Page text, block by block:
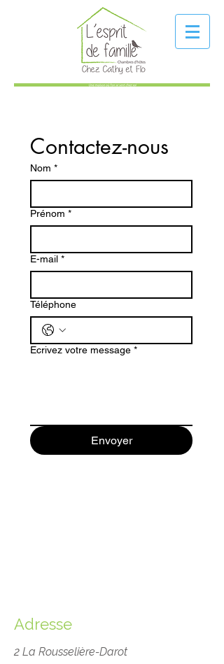
Contactez-nous
Nom *
Prénom *
E-mail *
Téléphone
Ecrivez votre message *
Envoyer
Adresse
2 La Rousselière-Darot